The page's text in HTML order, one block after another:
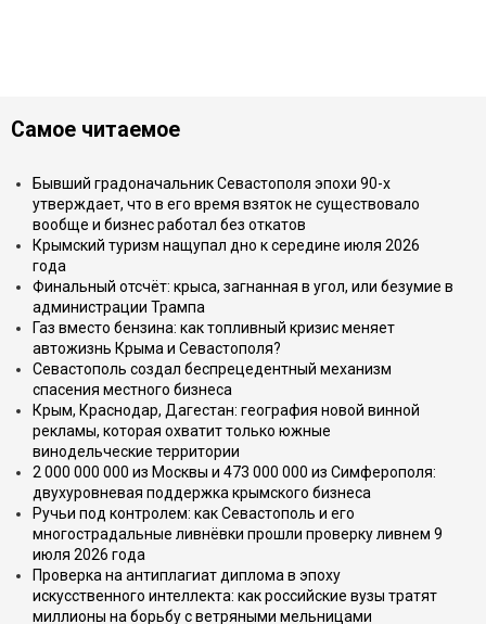
Самое читаемое
Бывший градоначальник Севастополя эпохи 90-х
утверждает, что в его время взяток не существовало
вообще и бизнес работал без откатов
Крымский туризм нащупал дно к середине июля 2026
года
Финальный отсчёт: крыса, загнанная в угол, или безумие в
администрации Трампа
Газ вместо бензина: как топливный кризис меняет
автожизнь Крыма и Севастополя?
Севастополь создал беспрецедентный механизм
спасения местного бизнеса
Крым, Краснодар, Дагестан: география новой винной
рекламы, которая охватит только южные
винодельческие территории
2 000 000 000 из Москвы и 473 000 000 из Симферополя:
двухуровневая поддержка крымского бизнеса
Ручьи под контролем: как Севастополь и его
многострадальные ливнёвки прошли проверку ливнем 9
июля 2026 года
Проверка на антиплагиат диплома в эпоху
искусственного интеллекта: как российские вузы тратят
миллионы на борьбу с ветряными мельницами